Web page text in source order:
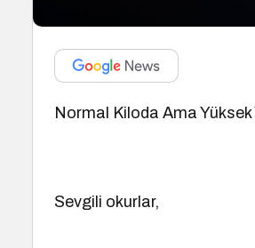
Normal Kiloda Ama Yüksek
Sevgili okurlar,